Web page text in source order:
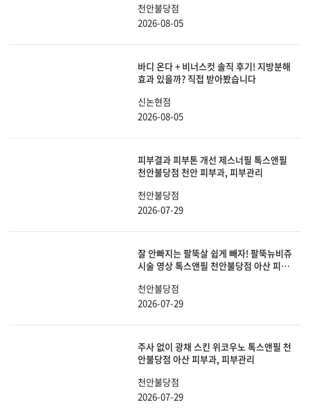
천안불당점
2026-08-05
바디 온다 + 비너스컷 솔직 후기! 지방분해
효과 있을까? 직접 받아봤습니다
신논현점
2026-08-05
피부결과 피부톤 개선 제스너필 톡스앤필
천안불당점 천안 피부과, 피부관리
천안불당점
2026-07-29
잘 안빠지는 팔뚝살 쉽게 빼자! 팔뚝뉴비쥬
시술 영상 톡스앤필 천안불당점 아산 피부
천안불당점
2026-07-29
주사 없이 광채 스킨 위코우노 톡스앤필 천
안불당점 아산 피부과, 피부관리
천안불당점
2026-07-29